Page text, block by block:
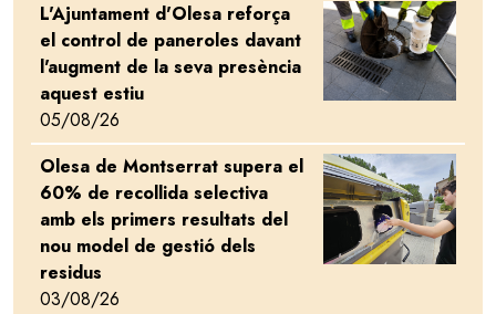
L'Ajuntament d'Olesa reforça
el control de paneroles davant
l'augment de la seva presència
aquest estiu
05/08/26
Image
Olesa de Montserrat supera el
60% de recollida selectiva
amb els primers resultats del
nou model de gestió dels
residus
03/08/26
Image